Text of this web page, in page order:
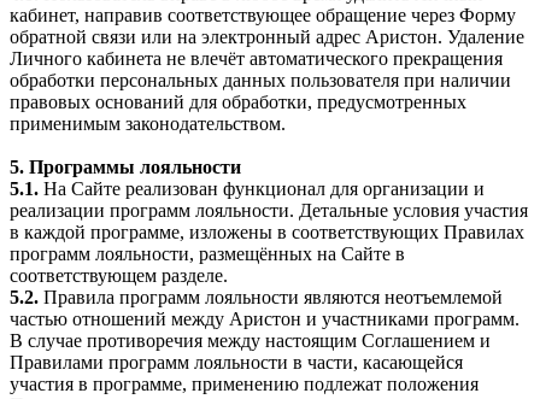
кабинет, направив соответствующее обращение через Форму
обратной связи или на электронный адрес Аристон. Удаление
Личного кабинета не влечёт автоматического прекращения
обработки персональных данных пользователя при наличии
правовых оснований для обработки, предусмотренных
применимым законодательством.
5. Программы лояльности
5.1. На Сайте реализован функционал для организации и
реализации программ лояльности. Детальные условия участия
в каждой программе, изложены в соответствующих Правилах
программ лояльности, размещённых на Сайте в
соответствующем разделе.
5.2. Правила программ лояльности являются неотъемлемой
частью отношений между Аристон и участниками программ.
В случае противоречия между настоящим Соглашением и
Правилами программ лояльности в части, касающейся
участия в программе, применению подлежат положения